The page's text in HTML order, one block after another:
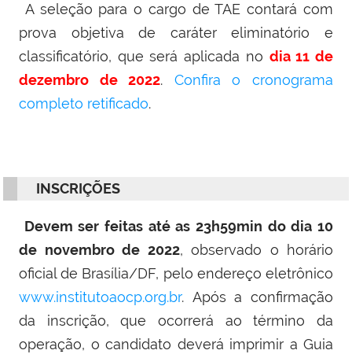
A seleção para o cargo de TAE contará com
prova objetiva de caráter eliminatório e
classificatório, que será aplicada no dia11 de
dezembro de 2022. Confira o cronograma
completo retificado.
INSCRIÇÕES
Devem ser feitas até as 23h59min do dia 10
de novembro de 2022, observado o horário
oficial de Brasília/DF, pelo endereço eletrônico
www.institutoaocp.org.br. Após a confirmação
da inscrição, que ocorrerá ao término da
operação, o candidato deverá imprimir a Guia